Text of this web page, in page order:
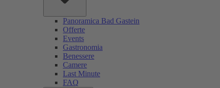
Panoramica Bad Gastein
Offerte
Events
Gastronomia
Benessere
Camere
Last Minute
FAQ